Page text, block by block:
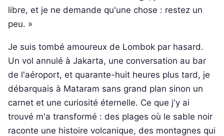
libre, et je ne demande qu'une chose : restez un
peu. »
Je suis tombé amoureux de Lombok par hasard.
Un vol annulé à Jakarta, une conversation au bar
de l'aéroport, et quarante-huit heures plus tard, je
débarquais à Mataram sans grand plan sinon un
carnet et une curiosité éternelle. Ce que j'y ai
trouvé m'a transformé : des plages où le sable noir
raconte une histoire volcanique, des montagnes qui